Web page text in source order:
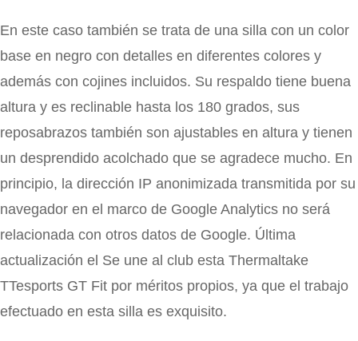
En este caso también se trata de una silla con un color
base en negro con detalles en diferentes colores y
además con cojines incluidos. Su respaldo tiene buena
altura y es reclinable hasta los 180 grados, sus
reposabrazos también son ajustables en altura y tienen
un desprendido acolchado que se agradece mucho. En
principio, la dirección IP anonimizada transmitida por su
navegador en el marco de Google Analytics no será
relacionada con otros datos de Google. Última
actualización el Se une al club esta Thermaltake
TTesports GT Fit por méritos propios, ya que el trabajo
efectuado en esta silla es exquisito.